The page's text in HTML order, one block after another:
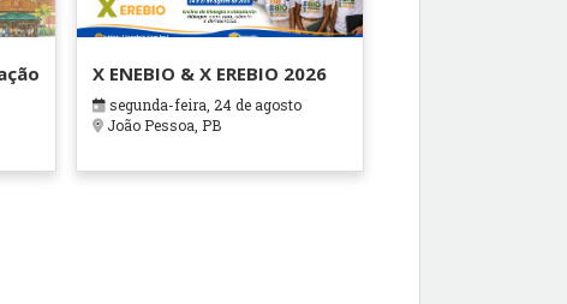
X ENEBIO & X EREBIO 2026
segunda-feira, 24 de agosto
João Pessoa, PB